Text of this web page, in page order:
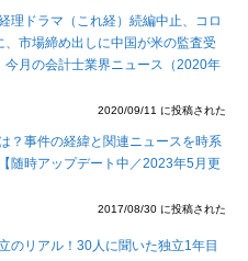
理ドラマ（これ経）続編中止、コロ
、市場締め出しに中国が米の監査受
今月の会計士業界ニュース（2020年
2020/09/11 に投稿された
？事件の経緯と関連ニュースを時系
随時アップデート中／2023年5月更
2017/08/30 に投稿された
のリアル！30人に聞いた独立1年目